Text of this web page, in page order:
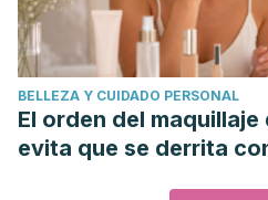
BELLEZA Y CUIDADO PERSONAL
El orden del
evita que se derrita